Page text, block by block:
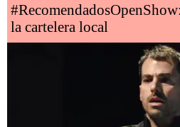
la cartelera local